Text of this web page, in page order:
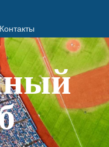
Контакты